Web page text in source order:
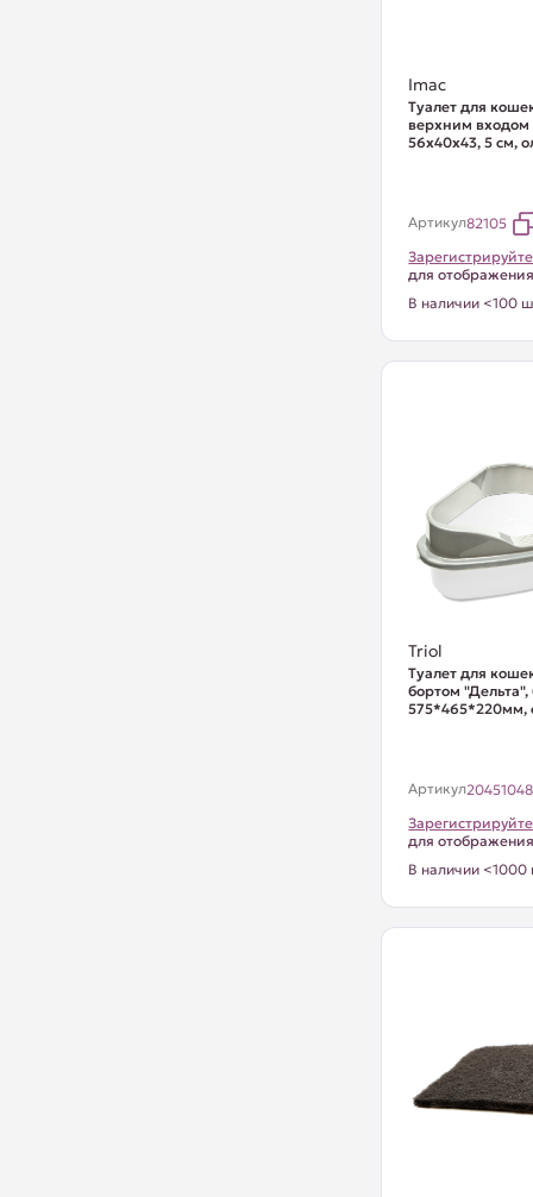
Imac
Туалет для
верхним входом
56х40х43, 5 см,
Артикул82105
для
В наличии <100
Triol
Туалет для
бортом
575*465*220мм,
Артикул20451048
для
В наличии <1000